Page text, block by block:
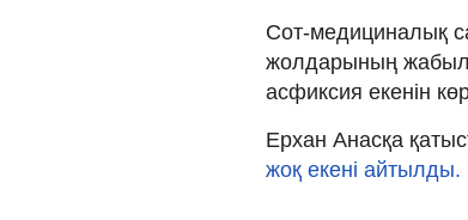
Сот-медициналық
жолдарының
асфиксия екенін
Ерхан Анасқа
жоқ екені айтылды.